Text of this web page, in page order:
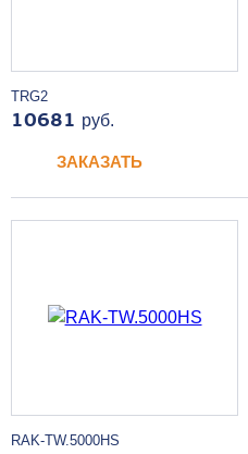
TRG2
10681 руб.
ЗАКАЗАТЬ
RAK-TW.5000HS